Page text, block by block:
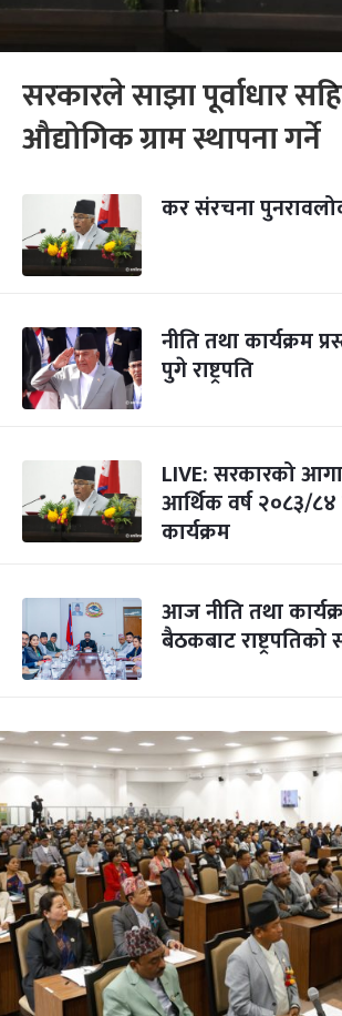
सरकारले साझा पूर्वाधार
औद्योगिक ग्राम स्थापना गर्ने
कर संरचना
नीति तथा कार्यक्रम
पुगे राष्ट्रपति
LIVE: सरकारको
आर्थिक वर्ष २०८३/
कार्यक्रम
आज नीति तथा
बैठकबाट